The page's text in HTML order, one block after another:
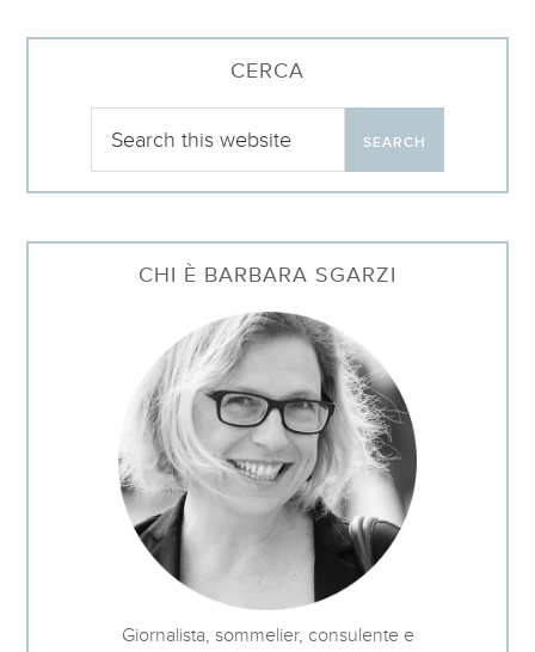
CERCA
CHI È BARBARA SGARZI
Giornalista, sommelier, consulente e